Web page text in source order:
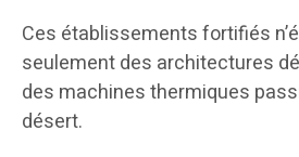
Ces établissements fortifiés
seulement des architectures
des machines thermiques
désert.